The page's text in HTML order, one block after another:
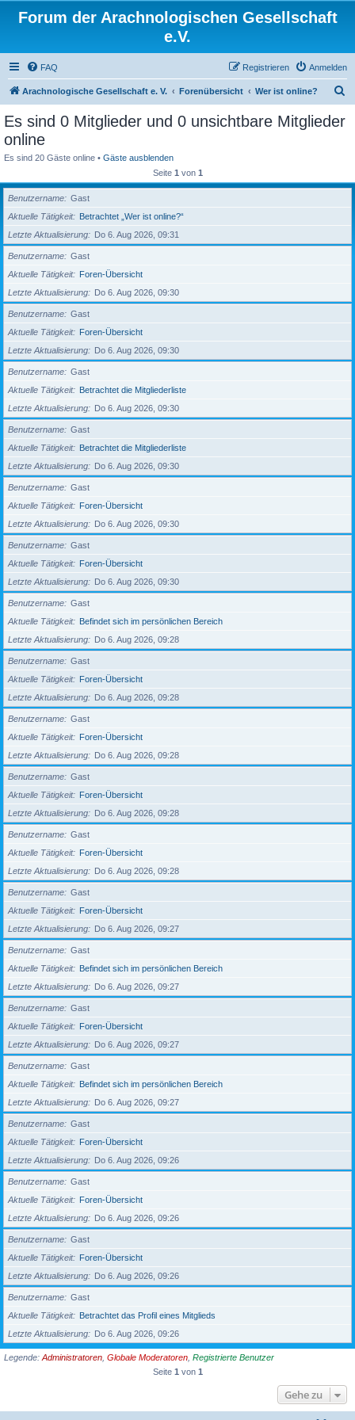
Forum der Arachnologischen Gesellschaft
e.V.
FAQ Anmelden
Registrieren
Arachnologische Gesellschaft e. V. Forenübersicht Wer ist online?
Es sind 0 Mitglieder und 0 unsichtbare Mitglieder
online
Es sind 20 Gäste online • Gäste ausblenden
Seite 1 von 1
Benutzername
Gast
Aktuelle Tätigkeit
Betrachtet „Wer ist online?“
Letzte Aktualisierung
Do 6. Aug 2026, 09:31
Benutzername
Gast
Aktuelle Tätigkeit
Foren-Übersicht
Letzte Aktualisierung
Do 6. Aug 2026, 09:30
Benutzername
Gast
Aktuelle Tätigkeit
Foren-Übersicht
Letzte Aktualisierung
Do 6. Aug 2026, 09:30
Benutzername
Gast
Aktuelle Tätigkeit
Betrachtet die Mitgliederliste
Letzte Aktualisierung
Do 6. Aug 2026, 09:30
Benutzername
Gast
Aktuelle Tätigkeit
Betrachtet die Mitgliederliste
Letzte Aktualisierung
Do 6. Aug 2026, 09:30
Benutzername
Gast
Aktuelle Tätigkeit
Foren-Übersicht
Letzte Aktualisierung
Do 6. Aug 2026, 09:30
Benutzername
Gast
Aktuelle Tätigkeit
Foren-Übersicht
Letzte Aktualisierung
Do 6. Aug 2026, 09:30
Benutzername
Gast
Aktuelle Tätigkeit
Befindet sich im persönlichen Bereich
Letzte Aktualisierung
Do 6. Aug 2026, 09:28
Benutzername
Gast
Aktuelle Tätigkeit
Foren-Übersicht
Letzte Aktualisierung
Do 6. Aug 2026, 09:28
Benutzername
Gast
Aktuelle Tätigkeit
Foren-Übersicht
Letzte Aktualisierung
Do 6. Aug 2026, 09:28
Benutzername
Gast
Aktuelle Tätigkeit
Foren-Übersicht
Letzte Aktualisierung
Do 6. Aug 2026, 09:28
Benutzername
Gast
Aktuelle Tätigkeit
Foren-Übersicht
Letzte Aktualisierung
Do 6. Aug 2026, 09:28
Benutzername
Gast
Aktuelle Tätigkeit
Foren-Übersicht
Letzte Aktualisierung
Do 6. Aug 2026, 09:27
Benutzername
Gast
Aktuelle Tätigkeit
Befindet sich im persönlichen Bereich
Letzte Aktualisierung
Do 6. Aug 2026, 09:27
Benutzername
Gast
Aktuelle Tätigkeit
Foren-Übersicht
Letzte Aktualisierung
Do 6. Aug 2026, 09:27
Benutzername
Gast
Aktuelle Tätigkeit
Befindet sich im persönlichen Bereich
Letzte Aktualisierung
Do 6. Aug 2026, 09:27
Benutzername
Gast
Aktuelle Tätigkeit
Foren-Übersicht
Letzte Aktualisierung
Do 6. Aug 2026, 09:26
Benutzername
Gast
Aktuelle Tätigkeit
Foren-Übersicht
Letzte Aktualisierung
Do 6. Aug 2026, 09:26
Benutzername
Gast
Aktuelle Tätigkeit
Foren-Übersicht
Letzte Aktualisierung
Do 6. Aug 2026, 09:26
Benutzername
Gast
Aktuelle Tätigkeit
Betrachtet das Profil eines Mitglieds
Letzte Aktualisierung
Do 6. Aug 2026, 09:26
Legende: Administratoren Globale Moderatoren Registrierte Benutzer
Seite 1 von 1
Gehe zu